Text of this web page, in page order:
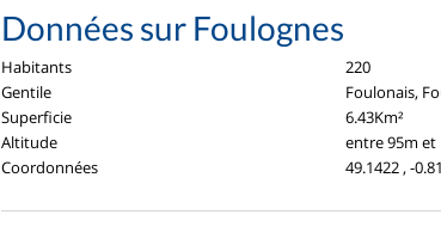
Données sur Foulognes
Habitants
220
Gentile
Foulonais,
Superficie
6.43Km²
Altitude
entre 95m et
Coordonnées
49.1422 , -